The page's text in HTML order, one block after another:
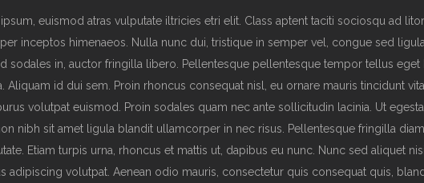
euismod atras vulputate iltricies etri elit. Class aptent taciti sociosqu ad
inceptos himenaeos. Nulla nunc dui, tristique in semper vel, congue sed
sodales in, auctor fringilla libero. Pellentesque pellentesque tempor tellus eget
Aliquam id dui sem. Proin rhoncus consequat nisl, eu ornare mauris tincidunt
volutpat euismod. Proin sodales quam nec ante sollicitudin lacinia. Ut
nibh sit amet ligula blandit ullamcorper in nec risus. Pellentesque fringilla
Etiam turpis urna, rhoncus et mattis ut, dapibus eu nunc. Nunc sed aliquet
adipiscing volutpat. Aenean odio mauris, consectetur quis consequat quis,